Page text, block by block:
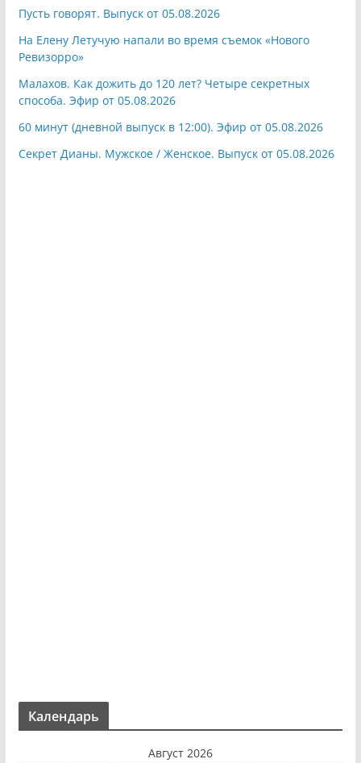
Пусть говорят. Выпуск от 05.08.2026
На Елену Летучую напали во время съемок «Нового
Ревизорро»
Малахов. Как дожить до 120 лет? Четыре секретных
способа. Эфир от 05.08.2026
60 минут (дневной выпуск в 12:00). Эфир от 05.08.2026
Секрет Дианы. Мужское / Женское. Выпуск от 05.08.2026
Календарь
Август 2026